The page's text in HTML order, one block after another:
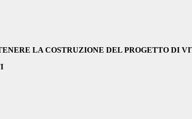
LA COSTRUZIONE DEL PROGETTO DI